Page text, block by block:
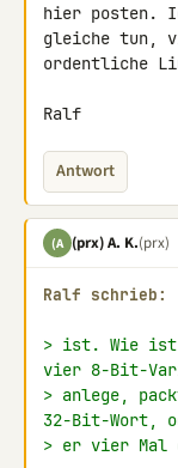
hier posten.
gleiche tun,
ordentliche
Ralf
Antwort
(A (prx) A. K.(prx)
Ralf schrieb:
> ist. Wie ist
vier 8-Bit-
> anlege,
32-Bit-Wort,
> er vier Mal